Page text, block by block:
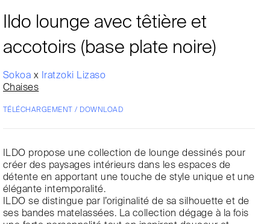
Ildo lounge avec têtière et
accotoirs (base plate noire)
Sokoa x
Iratzoki Lizaso
Chaises
TÉLÉCHARGEMENT / DOWNLOAD
ILDO propose une collection de lounge dessinés pour
créer des paysages intérieurs dans les espaces de
détente en apportant une touche de style unique et une
élégante intemporalité.
ILDO se distingue par l’originalité de sa silhouette et de
ses bandes matelassées. La collection dégage à la fois